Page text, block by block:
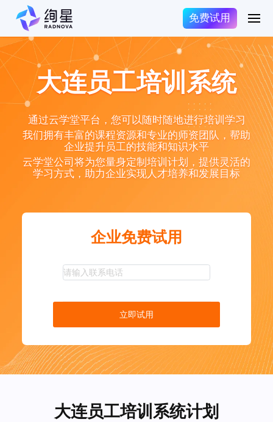
免费试用
大连员工培训系统
通过云学堂平台，您可以随时随地进行培训学习
我们拥有丰富的课程资源和专业的师资团队，帮助
企业提升员工的技能和知识水平
云学堂公司将为您量身定制培训计划，提供灵活的
学习方式，助力企业实现人才培养和发展目标
企业免费试用
立即试用
大连员工培训系统计划